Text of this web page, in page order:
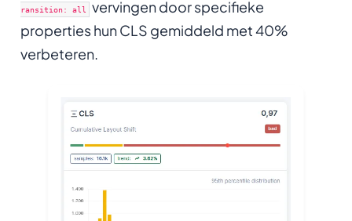
ransition: all vervingen door specifieke
properties hun CLS gemiddeld met 40%
verbeteren.